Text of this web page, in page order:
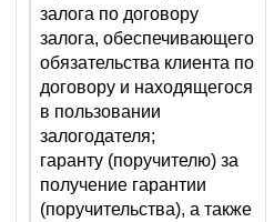
залога по договору
залога, обеспечивающего
обязательства клиента по
договору и находящегося
в пользовании
залогодателя;
гаранту (поручителю) за
получение гарантии
(поручительства), а также